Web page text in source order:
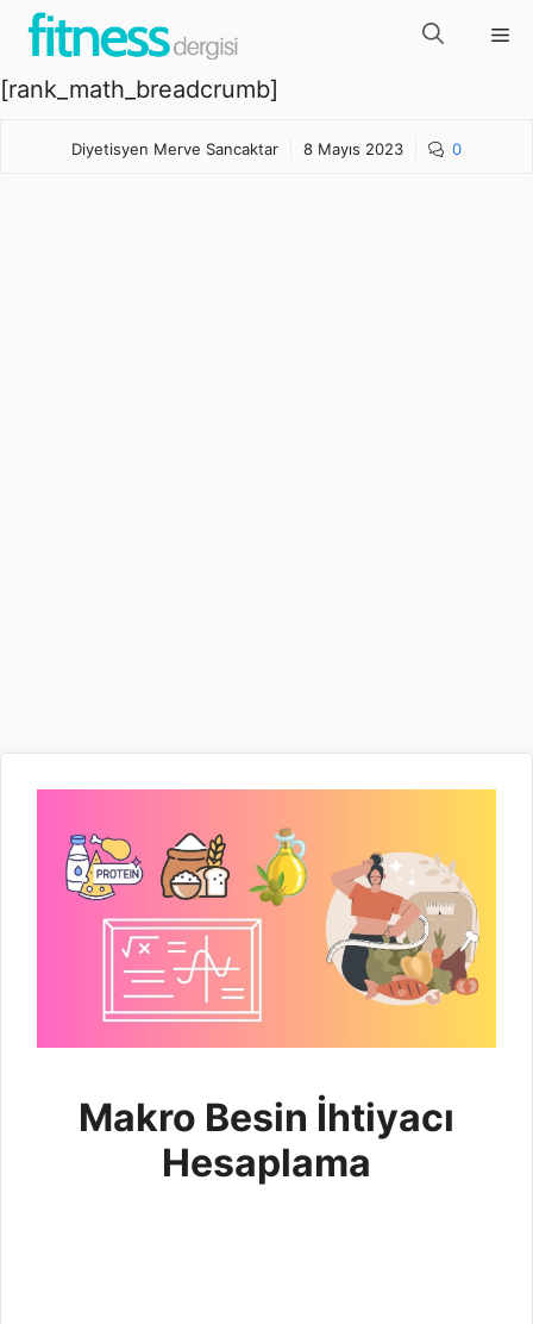
İçeriğe
atla
[rank_math_breadcrumb]
Diyetisyen Merve Sancaktar 8 Mayıs 2023 0
Makro Besin İhtiyacı
Hesaplama